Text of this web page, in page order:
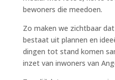
bewoners die meedoen.
Zo maken we zichtbaar
bestaat uit plannen en
dingen tot stand komen
inzet van inwoners van